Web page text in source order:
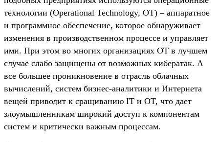
технологии (Operational Technology, OT) – аппаратное
и программное обеспечение, которое обнаруживает
изменения в производственном процессе и управляет
ими. При этом во многих организациях OT в лучшем
случае слабо защищены от возможных кибератак. А
все большее проникновение в отрасль облачных
вычислений, систем бизнес-аналитики и Интернета
вещей приводит к сращиванию IT и OT, что дает
злоумышленникам широкий доступ к компонентам
систем и критически важным процессам.